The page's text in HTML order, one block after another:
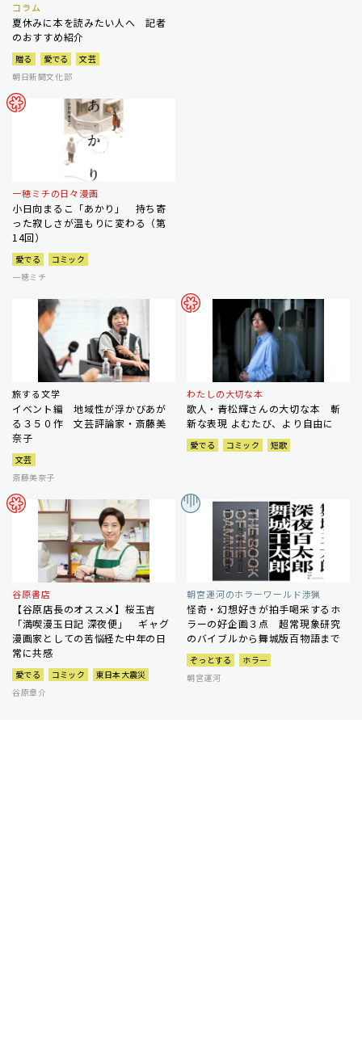
コラム
夏休みに本を読みたい人へ 記者
のおすすめ紹介
贈る 愛でる
文芸
朝日新聞文化部
一穂ミチの日々漫画
小日向まるこ「あかり」 持ち寄
った寂しさが温もりに変わる（第
14回）
愛でる
コミック
一穂ミチ
旅する文学
イベント編 地域性が浮かびあが
る３５０作 文芸評論家・斎藤美
奈子
文芸
斎藤美奈子
わたしの大切な本
歌人・青松輝さんの大切な本 斬
新な表現 よむたび、より自由に
愛でる コミック 短歌
谷原書店
【谷原店長のオススメ】桜玉吉
「満喫漫玉日記 深夜便」 ギャグ
漫画家としての苦悩経た中年の日
常に共感
愛でる コミック
東日本大震災
谷原章介
朝宮運河のホラーワールド渉猟
怪奇・幻想好きが拍手喝采するホ
ラーの好企画３点 超常現象研究
のバイブルから舞城版百物語まで
ぞっとする
ホラー
朝宮運河